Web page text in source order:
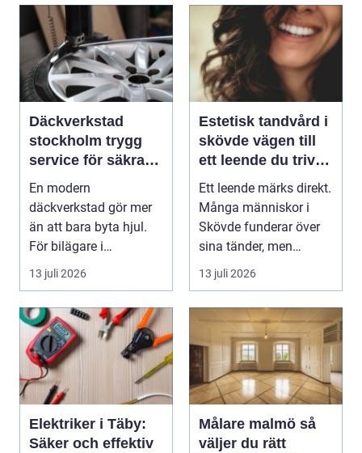
Däckverkstad
stockholm trygg
service för säkra
mil året runt
En modern
däckverkstad gör mer
än att bara byta hjul.
För bilägare i
Stockholm handlar
valet av däck...
13 juli 2026
Estetisk tandvård i
skövde vägen till
ett leende du trivs
med
Ett leende märks direkt.
Många människor i
Skövde funderar över
sina tänder, men
skjuter upp att gör...
13 juli 2026
Elektriker i Täby:
Säker och effektiv
Målare malmö så
väljer du rätt